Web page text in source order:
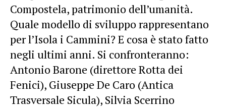
Compostela, patrimonio dell’umanità.
Quale modello di sviluppo rappresentano
per l’Isola i Cammini? E cosa è stato fatto
negli ultimi anni. Si confronteranno:
Antonio Barone (direttore Rotta dei
Fenici), Giuseppe De Caro (Antica
Trasversale Sicula), Silvia Scerrino